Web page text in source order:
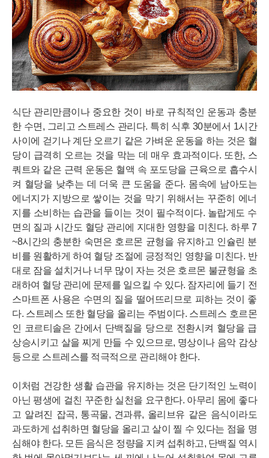
식단 관리만큼이나 중요한 것이 바로 규칙적인 운동과 충분
한 수면, 그리고 스트레스 관리다. 특히 식후 30분에서 1시간
사이에 걷기나 계단 오르기 같은 가벼운 운동을 하는 것은 혈
당이 급격히 오르는 것을 막는 데 매우 효과적이다. 또한, 스
쿼트와 같은 근력 운동은 혈액 속 포도당을 근육으로 흡수시
켜 혈당을 낮추는 데 더욱 큰 도움을 준다. 몸속에 남아도는
에너지가 지방으로 쌓이는 것을 막기 위해서는 꾸준히 에너
지를 소비하는 습관을 들이는 것이 필수적이다. 놀랍게도 수
면의 질과 시간도 혈당 관리에 지대한 영향을 미친다. 하루 7
~8시간의 충분한 숙면은 호르몬 균형을 유지하고 인슐린 분
비를 원활하게 하여 혈당 조절에 긍정적인 영향을 미친다. 반
대로 잠을 설치거나 너무 많이 자는 것은 호르몬 불균형을 초
래하여 혈당 관리에 문제를 일으킬 수 있다. 잠자리에 들기 전
스마트폰 사용은 수면의 질을 떨어뜨리므로 피하는 것이 좋
다. 스트레스 또한 혈당을 올리는 주범이다. 스트레스 호르몬
인 코르티솔은 간에서 단백질을 당으로 전환시켜 혈당을 급
상승시키고 살을 찌게 만들 수 있으므로, 명상이나 음악 감상
등으로 스트레스를 적극적으로 관리해야 한다.
이처럼 건강한 생활 습관을 유지하는 것은 단기적인 노력이
아닌 평생에 걸친 꾸준한 실천을 요구한다. 아무리 몸에 좋다
고 알려진 잡곡, 통곡물, 견과류, 올리브유 같은 음식이라도
과도하게 섭취하면 혈당을 올리고 살이 찔 수 있다는 점을 명
심해야 한다. 모든 음식은 정량을 지켜 섭취하고, 단백질 역시